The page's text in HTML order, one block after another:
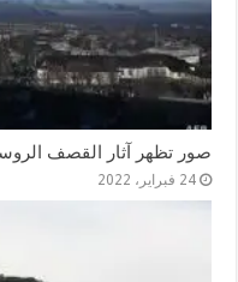
صور تظهر آثار القصف
24 فبراير، 2022